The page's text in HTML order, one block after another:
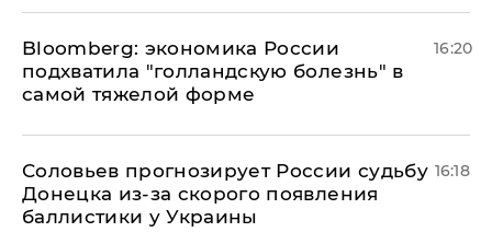
Bloomberg: экономика России
подхватила "голландскую болезнь" в
самой тяжелой форме
16:20
Соловьев прогнозирует России судьбу
Донецка из-за скорого появления
баллистики у Украины
16:18